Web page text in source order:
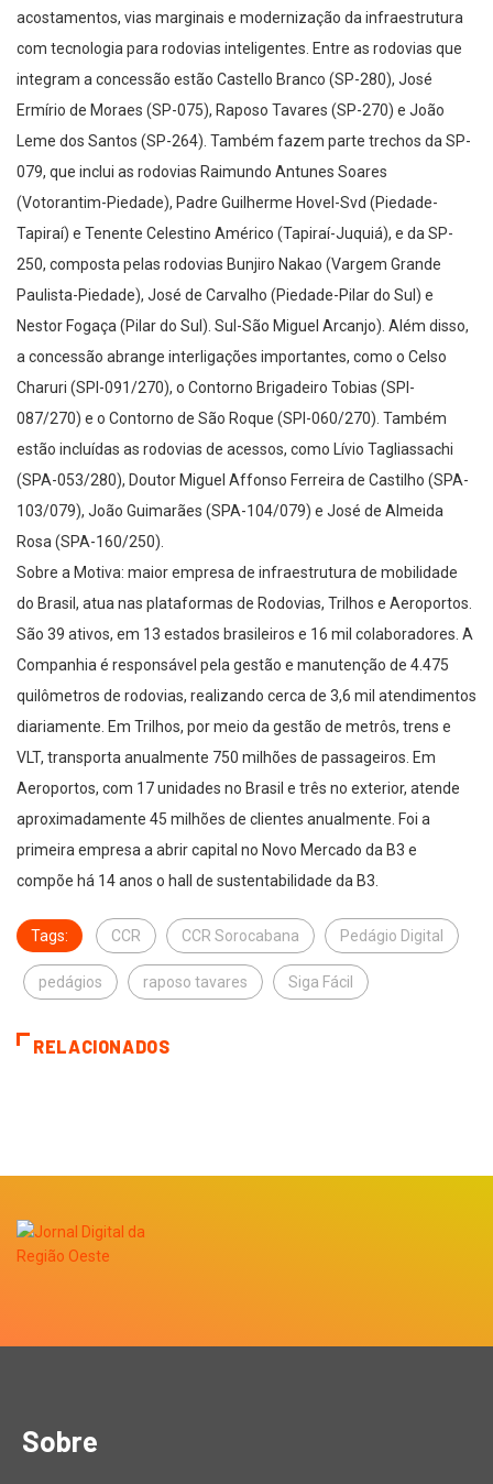
acostamentos, vias marginais e modernização da infraestrutura
com tecnologia para rodovias inteligentes. Entre as rodovias que
integram a concessão estão Castello Branco (SP-280), José
Ermírio de Moraes (SP-075), Raposo Tavares (SP-270) e João
Leme dos Santos (SP-264). Também fazem parte trechos da SP-
079, que inclui as rodovias Raimundo Antunes Soares
(Votorantim-Piedade), Padre Guilherme Hovel-Svd (Piedade-
Tapiraí) e Tenente Celestino Américo (Tapiraí-Juquiá), e da SP-
250, composta pelas rodovias Bunjiro Nakao (Vargem Grande
Paulista-Piedade), José de Carvalho (Piedade-Pilar do Sul) e
Nestor Fogaça (Pilar do Sul). Sul-São Miguel Arcanjo). Além disso,
a concessão abrange interligações importantes, como o Celso
Charuri (SPI-091/270), o Contorno Brigadeiro Tobias (SPI-
087/270) e o Contorno de São Roque (SPI-060/270). Também
estão incluídas as rodovias de acessos, como Lívio Tagliassachi
(SPA-053/280), Doutor Miguel Affonso Ferreira de Castilho (SPA-
103/079), João Guimarães (SPA-104/079) e José de Almeida
Rosa (SPA-160/250).
Sobre a Motiva: maior empresa de infraestrutura de mobilidade
do Brasil, atua nas plataformas de Rodovias, Trilhos e Aeroportos.
São 39 ativos, em 13 estados brasileiros e 16 mil colaboradores. A
Companhia é responsável pela gestão e manutenção de 4.475
quilômetros de rodovias, realizando cerca de 3,6 mil atendimentos
diariamente. Em Trilhos, por meio da gestão de metrôs, trens e
VLT, transporta anualmente 750 milhões de passageiros. Em
Aeroportos, com 17 unidades no Brasil e três no exterior, atende
aproximadamente 45 milhões de clientes anualmente. Foi a
primeira empresa a abrir capital no Novo Mercado da B3 e
compõe há 14 anos o hall de sustentabilidade da B3.
Tags: CCR CCR Sorocabana Pedágio Digital
pedágios raposo tavares Siga Fácil
RELACIONADOS
Sobre